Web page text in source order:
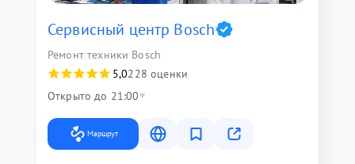
Сервисный центр Bosch
Ремонт техники Bosch
5,0228 оценки
Открыто до 21:00
Маршрут